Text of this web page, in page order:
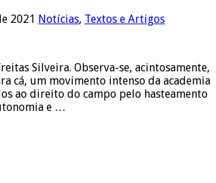
2021 Notícias, Textos e Artigos
Silveira. Observa-se, acintosamente,
cá, um movimento intenso da academia
ao direito do campo pelo hasteamento
e …